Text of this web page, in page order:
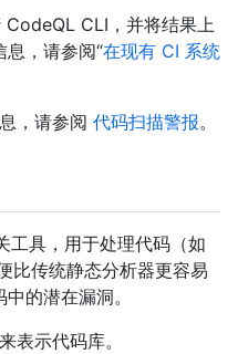
CLI，并将结果上
，请参阅“在现有 CI 系统
，请参阅 代码扫描警报。
工具，用于处理代码（如
比传统静态分析器更容易
的潜在漏洞。
表示代码库。